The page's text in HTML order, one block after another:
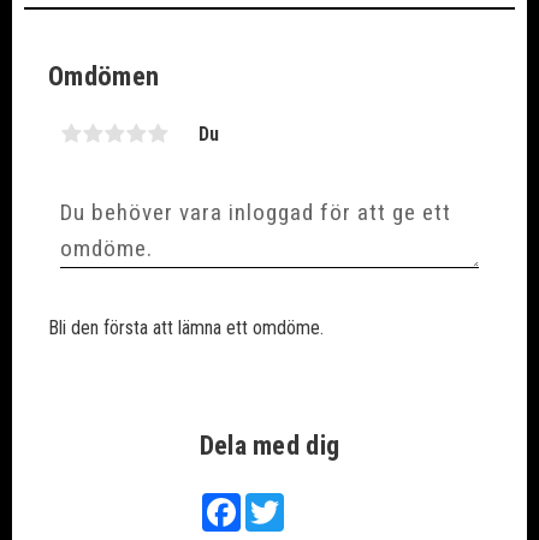
Dela med dig
FacebookTwitter
Omdömen
Du
Bli den första att lämna ett omdöme.